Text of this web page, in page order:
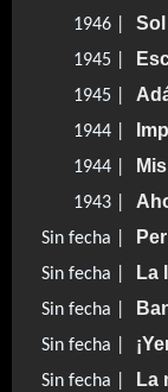
1946 |
1945 |
1945 |
1944 |
1944 |
1943 |
Sin fecha |
Sin fecha | La
Sin fecha |
Sin fecha |
Sin fecha | La